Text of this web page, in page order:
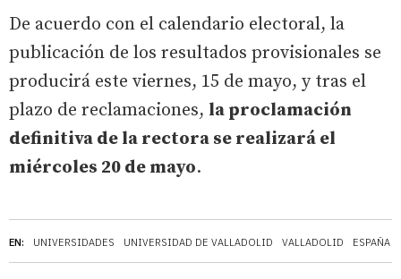
EN: UNIVERSIDADES UNIVERSIDAD DE VALLADOLID VALLADOLID ESPAÑA
De acuerdo con el calendario electoral, la
publicación de los resultados provisionales se
producirá este viernes, 15 de mayo, y tras el
plazo de reclamaciones, la proclamación
definitiva de la rectora se realizará el
miércoles 20 de mayo.